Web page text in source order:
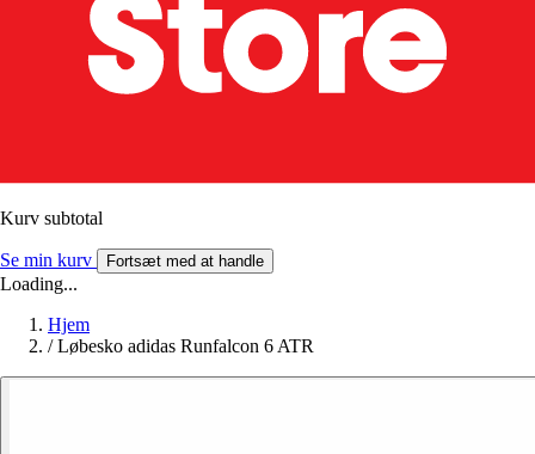
Kurv subtotal
Se min kurv Fortsæt med at handle
Loading...
Hjem
/ Løbesko adidas Runfalcon 6 ATR